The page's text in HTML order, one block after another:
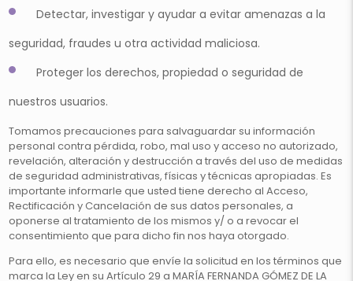
Detectar, investigar y ayudar a evitar amenazas a la
seguridad, fraudes u otra actividad maliciosa.
Proteger los derechos, propiedad o seguridad de
nuestros usuarios.
Tomamos precauciones para salvaguardar su información
personal contra pérdida, robo, mal uso y acceso no autorizado,
revelación, alteración y destrucción a través del uso de medidas
de seguridad administrativas, físicas y técnicas apropiadas. Es
importante informarle que usted tiene derecho al Acceso,
Rectificación y Cancelación de sus datos personales, a
oponerse al tratamiento de los mismos y/ o a revocar el
consentimiento que para dicho fin nos haya otorgado.
Para ello, es necesario que envíe la solicitud en los términos que
marca la Ley en su Artículo 29 a MARÍA FERNANDA GÓMEZ DE LA